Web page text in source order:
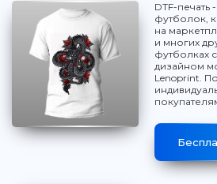
DTF-печать
футболок,
на
и многих
футболках
дизайном
Lenoprint.